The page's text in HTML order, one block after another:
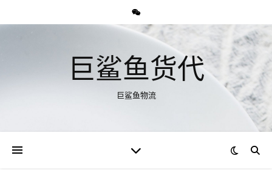
巨鲨鱼货代
巨鲨鱼物流